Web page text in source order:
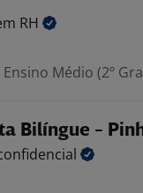
RH
Ensino Médio (2º
Bilíngue -